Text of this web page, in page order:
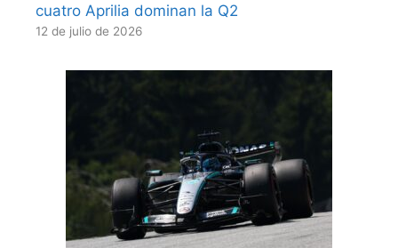
cuatro Aprilia dominan la Q2
12 de julio de 2026